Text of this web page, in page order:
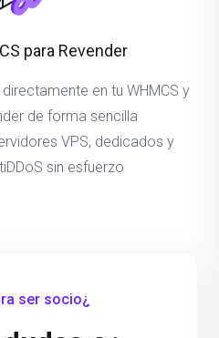
para Revender
en tu WHMCS y
de forma sencilla.
VPS, dedicados y
sin esfuerzo.
¿Listo para ser socio?